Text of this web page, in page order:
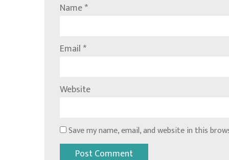
Name*
Email*
Website
Save my name, email, and website in this